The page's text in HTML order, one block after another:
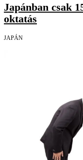
Japánban csak
oktatás
JAPÁN